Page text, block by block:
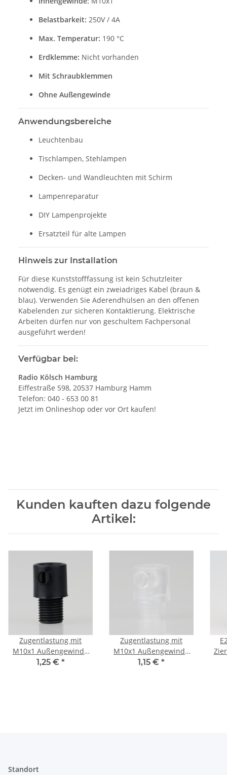
Belastbarkeit: 250V / 4A
Max. Temperatur: 190 °C
Erdklemme: Nicht vorhanden
Mit Schraubklemmen
Ohne Außengewinde
Anwendungsbereiche
Leuchtenbau
Tischlampen, Stehlampen
Decken- und Wandleuchten mit Schirm
Lampenreparatur
DIY Lampenprojekte
Ersatzteil für alte Lampen
Hinweis zur Installation
Für diese Kunststofffassung ist kein Schutzleiter
notwendig. Es genügt ein zweiadriges Kabel (braun &
blau). Verwenden Sie Aderendhülsen an den offenen
Kabelenden zur sicheren Kontaktierung. Elektrische
Arbeiten dürfen nur von geschultem Fachpersonal
ausgeführt werden!
Verfügbar bei:
Radio Kölsch Hamburg
Eiffestraße 598, 20537 Hamburg Hamm
Telefon: 040 - 653 00 81
Jetzt im Onlineshop oder vor Ort kaufen!
Kunden kauften dazu folgende
Artikel:
Zugentlastung mit
M10x1 Außengewinde
für Kabel 13x23mm
1,25 € *
Zugentlastung mit
M10x1 Außengewinde
für Kabel 13x19mm
1,15 € *
Standort